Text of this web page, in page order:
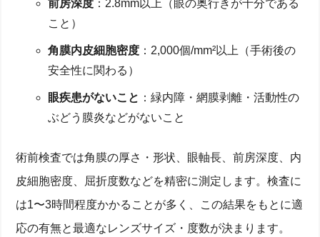
前房深度 ：2.8mm以上（眼の奥行きが十分である
こと）
角膜内皮細胞密度 ：2,000個/mm²以上（手術後の
安全性に関わる）
眼疾患がないこと ：緑内障・網膜剥離・活動性の
ぶどう膜炎などがないこと
術前検査では角膜の厚さ・形状、眼軸長、前房深度、内
皮細胞密度、屈折度数などを精密に測定します。検査に
は1〜3時間程度かかることが多く、この結果をもとに適
応の有無と最適なレンズサイズ・度数が決まります。